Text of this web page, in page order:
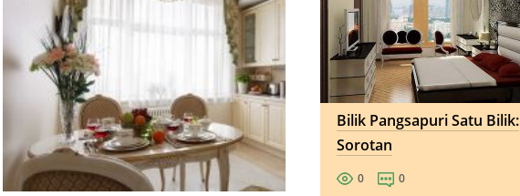
Bilik Pangsapuri Satu Bilik:
Sorotan
0 0